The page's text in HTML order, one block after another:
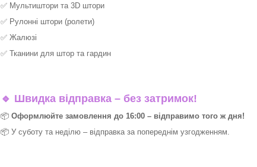
✅ Мультиштори та 3D штори
✅ Рулонні штори (ролети)
✅ Жалюзі
✅ Тканини для штор та гардин
🔹 Швидка відправка – без затримок!
📦 Оформлюйте замовлення до 16:00 – відправимо того ж дня!
📦 У суботу та неділю – відправка за попереднім узгодженням.